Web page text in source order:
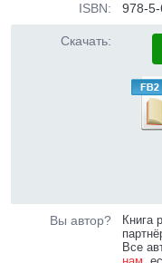
ISBN: 978-
Скачать:
Вы автор?
Книга
Все